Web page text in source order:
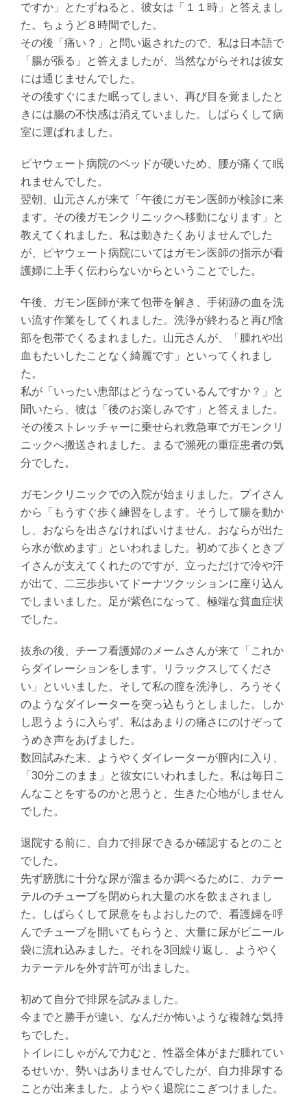
ですか」とたずねると、彼女は「１１時」と答えまし
た。ちょうど８時間でした。
その後「痛い？」と問い返されたので、私は日本語で
「腸が張る」と答えましたが、当然ながらそれは彼女
には通じませんでした。
その後すぐにまた眠ってしまい、再び目を覚ましたと
きには腸の不快感は消えていました。しばらくして病
室に運ばれました。
ピヤウェート病院のベッドが硬いため、腰が痛くて眠
れませんでした。
翌朝、山元さんが来て「午後にガモン医師が検診に来
ます。その後ガモンクリニックへ移動になります」と
教えてくれました。私は動きたくありませんでした
が、ピヤウェート病院にいてはガモン医師の指示が看
護婦に上手く伝わらないからということでした。
午後、ガモン医師が来て包帯を解き、手術跡の血を洗
い流す作業をしてくれました。洗浄が終わると再び陰
部を包帯でくるまれました。山元さんが、「腫れや出
血もたいしたことなく綺麗です」といってくれまし
た。
私が「いったい患部はどうなっているんですか？」と
聞いたら、彼は「後のお楽しみです」と答えました。
その後ストレッチャーに乗せられ救急車でガモンクリ
ニックへ搬送されました。まるで瀕死の重症患者の気
分でした。
ガモンクリニックでの入院が始まりました。プイさん
から「もうすぐ歩く練習をします。そうして腸を動か
し、おならを出さなければいけません。おならが出た
ら水が飲めます」といわれました。初めて歩くときプ
イさんが支えてくれたのですが、立っただけで冷や汗
が出て、二三歩歩いてドーナツクッションに座り込ん
でしまいました。足が紫色になって、極端な貧血症状
でした。
抜糸の後、チーフ看護婦のメームさんが来て「これか
らダイレーションをします。リラックスしてくださ
い」といいました。そして私の膣を洗浄し、ろうそく
のようなダイレーターを突っ込もうとしました。しか
し思うように入らず、私はあまりの痛さにのけぞって
うめき声をあげました。
数回試みた末、ようやくダイレーターが膣内に入り、
「30分このまま」と彼女にいわれました。私は毎日こ
んなことをするのかと思うと、生きた心地がしません
でした。
退院する前に、自力で排尿できるか確認するとのこと
でした。
先ず膀胱に十分な尿が溜まるか調べるために、カテー
テルのチューブを閉められ大量の水を飲まされまし
た。しばらくして尿意をもよおしたので、看護婦を呼
んでチューブを開いてもらうと、大量に尿がビニール
袋に流れ込みました。それを3回繰り返し、ようやく
カテーテルを外す許可が出ました。
初めて自分で排尿を試みました。
今までと勝手が違い、なんだか怖いような複雑な気持
ちでした。
トイレにしゃがんで力むと、性器全体がまだ腫れてい
るせいか、勢いはありませんでしたが、自力排尿する
ことが出来ました。ようやく退院にこぎつけました。